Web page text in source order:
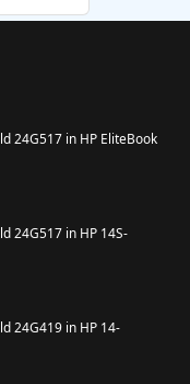
24G517 in HP EliteBook
24G517 in HP 14S-
24G419 in HP 14-